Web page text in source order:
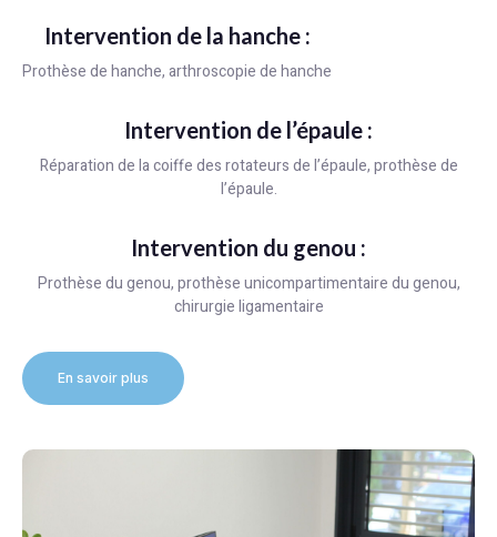
Intervention de la hanche :
Prothèse de hanche, arthroscopie de hanche
Intervention de l’épaule :
Réparation de la coiffe des rotateurs de l’épaule, prothèse de
l’épaule.
Intervention du genou :
Prothèse du genou, prothèse unicompartimentaire du genou,
chirurgie ligamentaire
En savoir plus